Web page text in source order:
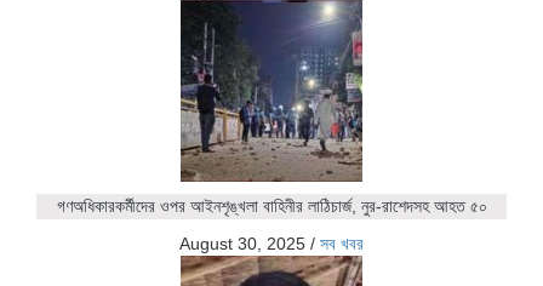
গণঅধিকারকর্মীদের ওপর আইনশৃঙ্খলা বাহিনীর লাঠিচার্জ, নুর-রাশেদসহ আহত ৫০
August 30, 2025 / সব খবর